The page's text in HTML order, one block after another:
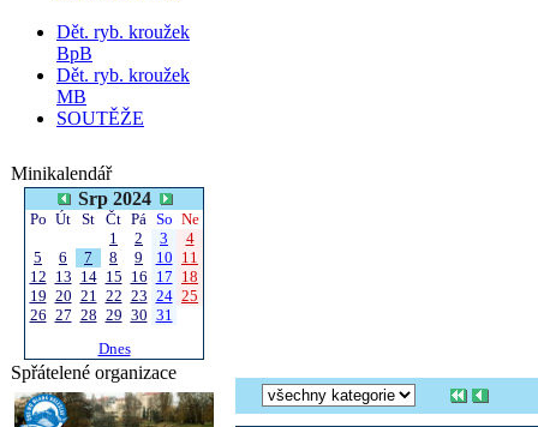
Dět. ryb. kroužek
BpB
Dět. ryb. kroužek
MB
SOUTĚŽE
Minikalendář
Srp 2024
Po Út St Čt Pá So Ne
1
2 3
4
5
6 7 8 9 10 11
12 13 14 15 16 17 18
19 20 21 22 23 24 25
26 27 28 29 30 31
Dnes
Spřátelené organizace